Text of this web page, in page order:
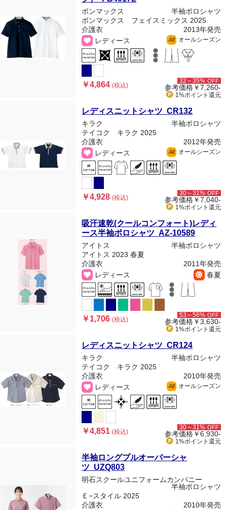
ボンマックス
半袖ポロシャツ
ボンマックス フェイスミックス 2025
介護衣
2013年発売
レディース
All オールシーズン
￥4,864(税込)
32～35% OFF
参考価格￥7,260-
1%ポイント 還元
レディスニットシャツ CR132
キラク
半袖ポロシャツ
テイコク キラク 2025
介護衣
2012年発売
レディース
All オールシーズン
￥4,928(税込)
30～31% OFF
参考価格￥7,040-
1%ポイント 還元
吸汗速乾(クールコンフォート)レディ
ース半袖ポロシャツ AZ-10589
アイトス
半袖ポロシャツ
アイトス 2023 春夏
介護衣
2011年発売
レディース
春夏
￥1,706(税込)
53～56% OFF
参考価格￥3,630-
1%ポイント 還元
レディスニットシャツ CR124
キラク
半袖ポロシャツ
テイコク キラク 2025
介護衣
2010年発売
レディース
All オールシーズン
￥4,851(税込)
30～31% OFF
参考価格￥6,930-
1%ポイント 還元
半袖ロングプルオーバーシャ
ツ UZQ803
明石スクールユニフォームカンパニー
半袖ポロシャツ
Ｅ−スタイル 2025
介護衣
2010年発売